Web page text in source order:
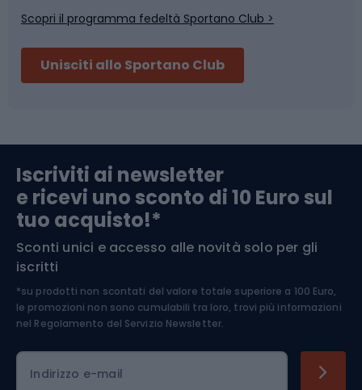
Abbigliamento da escursionismo
Componenti per biciclette
Arrampicata
Medicina dello sport
Abbigliamento ciclistico
Scopri il programma fedeltà Sportano Club >
Unisciti allo Sportano Club
Iscriviti ai newsletter
e ricevi uno sconto di 10 Euro sul
tuo acquisto!*
Sconti unici e accesso alle novità solo per gli
iscritti
*su prodotti non scontati del valore totale superiore a 100 Euro,
le promozioni non sono cumulabili tra loro, trovi più informazioni
nel Regolamento del Servizio Newsletter.
Indirizzo e-mail